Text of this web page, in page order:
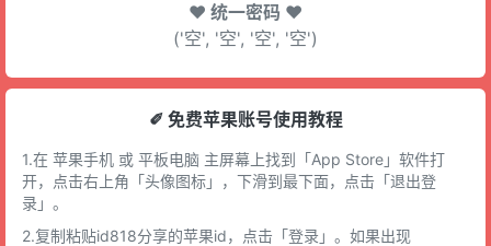
♥ 统一密码 ♥
('空', '空', '空', '空')
✐ 免费苹果账号使用教程
1.在 苹果手机 或 平板电脑 主屏幕上找到「App Store」软件打
开，点击右上角「头像图标」，下滑到最下面，点击「退出登
录」。
2.复制粘贴id818分享的苹果id，点击「登录」。如果出现